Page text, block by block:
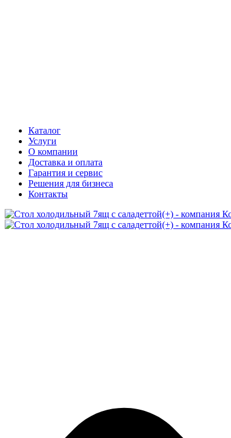
Каталог
Услуги
О компании
Доставка и оплата
Гарантия и сервис
Решения для бизнеса
Контакты